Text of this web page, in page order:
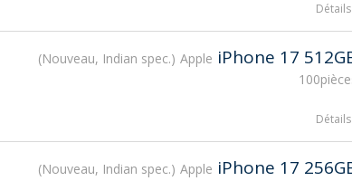
Détails
Nouveau, Indian spec. Apple iPhone 17
Détails
Nouveau, Indian spec. Apple iPhone 17